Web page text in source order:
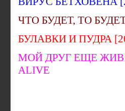
ЧТО БУДЕТ, ТО
БУЛАВКИ И ПУДРА
МОЙ ДРУГ ЕЩЕ ЖИВ
ALIVE